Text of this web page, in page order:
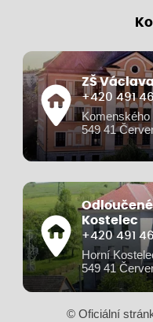
ZŠ
+420 491
Komenského
549 41
Kostelec
+420 491
Horní
549 41
© Oficiální